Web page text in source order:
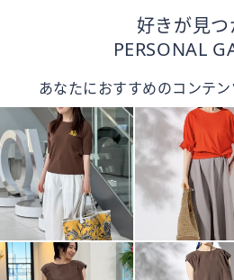
好きが見つ
PERSONAL
あなたにおすすめのコンテ